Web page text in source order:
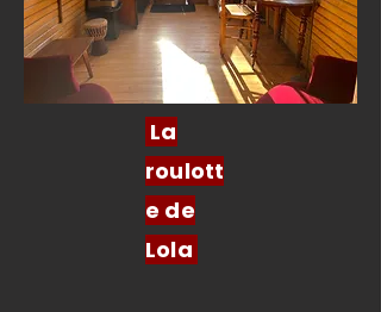
La
roulott
e de
Lola